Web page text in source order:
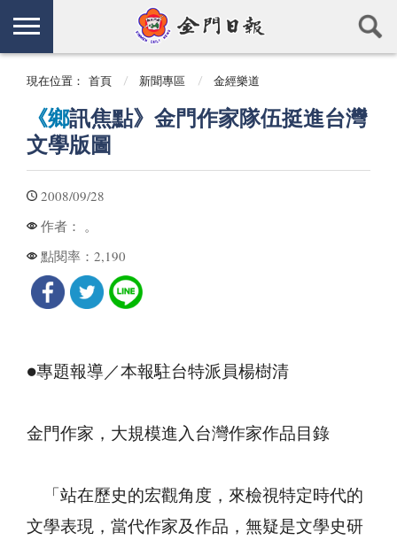
現在位置： 首頁 新聞專區 金經樂道
《鄉訊焦點》金門作家隊伍挺進台灣
文學版圖
2008/09/28
作者： 。
點閱率： 2,190
●專題報導／本報駐台特派員楊樹清
金門作家，大規模進入台灣作家作品目錄
「站在歷史的宏觀角度，來檢視特定時代的
文學表現，當代作家及作品，無疑是文學史研